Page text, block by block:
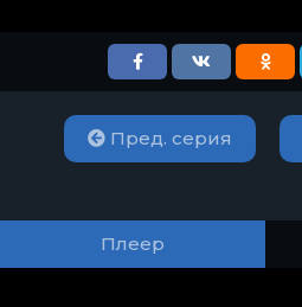
Пред. серия
Плеер